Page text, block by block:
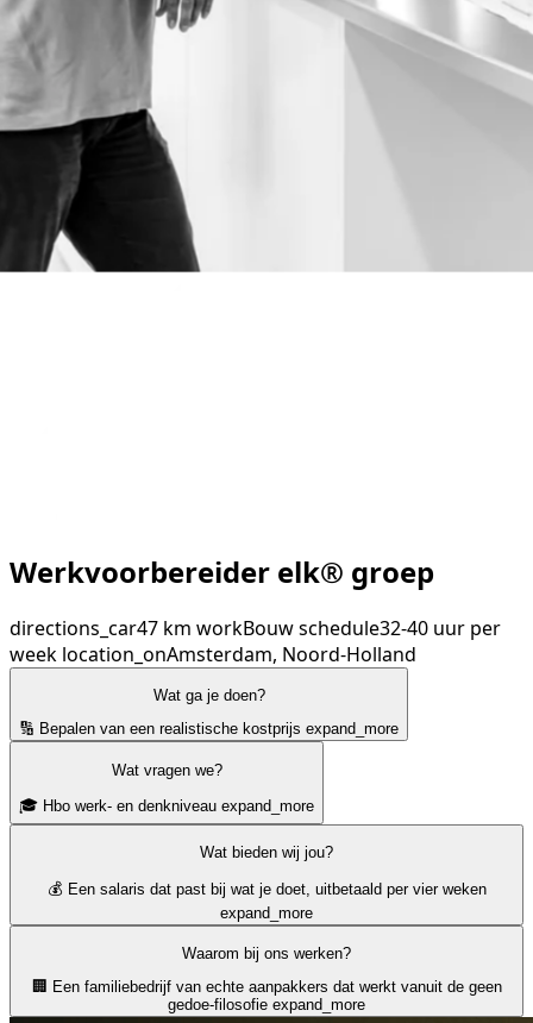
Werkvoorbereider elk® groep
directions_car47 km workBouwschedule32-40 uur per
week location_onAmsterdam, Noord-Holland
Wat ga je doen?
🔢 Bepalen van een realistische kostprijs expand_more
Wat vragen we?
🎓 Hbo werk- en denkniveau expand_more
Wat bieden wij jou?
💰 Een salaris dat past bij wat je doet, uitbetaald per vier weken
expand_more
Waarom bij ons werken?
🏢 Een familiebedrijf van echte aanpakkers dat werkt vanuit de geen
gedoe-filosofie expand_more